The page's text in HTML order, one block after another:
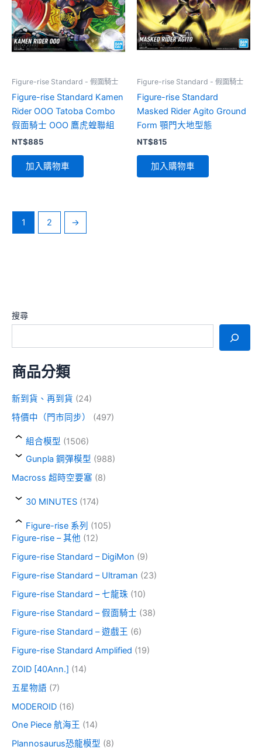
搜尋
商品分類
新到貨、再到貨 (24)
特價中（門市同步）
(497)
組合模型 (1506)
Gunpla 鋼彈模型 (988)
Macross 超時空要塞 (8)
30 MINUTES (174)
Figure-rise 系列 (105)
Figure-rise – 其他 (12)
Figure-rise Standard – DigiMon (9)
Figure-rise Standard – Ultraman (23)
Figure-rise Standard – 七龍珠 (10)
Figure-rise Standard – 假面騎士 (38)
Figure-rise Standard – 遊戲王 (6)
Figure-rise Standard Amplified (19)
ZOID [40Ann.] (14)
五星物語 (7)
MODEROID (16)
One Piece 航海王 (14)
Plannosaurus恐龍模型 (8)
Figure-rise Standard - 假面騎士
Figure-rise Standard Kamen
Rider OOO Tatoba Combo
假面騎士 OOO 鷹虎蝗聯組
NT$885
加入購物車
Figure-rise Standard - 假面騎士
Figure-rise Standard
Masked Rider Agito Ground
Form 顎門大地型態
NT$815
加入購物車
1 2 →